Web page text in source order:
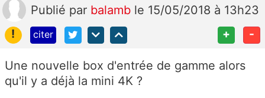
Publié par balamb le 15/05/2018 à 13h23
!
citer + -
Une nouvelle box d'entrée de gamme alors
qu'il y a déjà la mini 4K ?